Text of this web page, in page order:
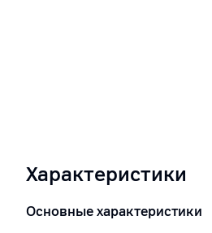
Характеристики
Основные характеристики